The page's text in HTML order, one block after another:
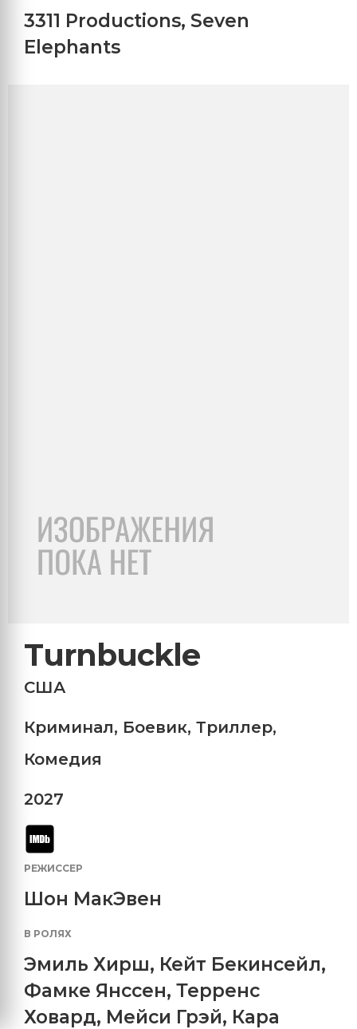
3311 Productions, Seven
Elephants
Turnbuckle
США
Криминал, Боевик, Триллер,
Комедия
2027
РЕЖИССЕР
Шон МакЭвен
В РОЛЯХ
Эмиль Хирш, Кейт Бекинсейл,
Фамке Янссен, Терренс
Ховард, Мейси Грэй, Кара